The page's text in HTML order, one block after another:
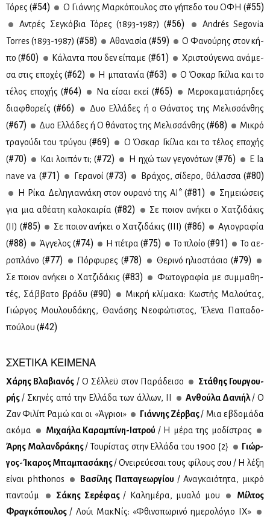
Τό­ρες (#54) Ο Γιάν­νης Μαρ­κό­που­λος στο γή­πε­δο του ΟΦΗ (#55)
Aντρές Σε­γκό­βια Τό­ρες (1893-1987) (#56)
Andrés Segovia
Torres (1893-1987) (#58) Αθα­να­σία (#59)
Ο Φα­νού­ρης στον κή­
πο (#60) Κά­λα­ντα που δεν εί­πα­με (#61)
Χρι­στού­γεν­να ανά­με­
σα στις επο­χές (#62) Η μπα­τα­νία (#63)
Ο Όσκαρ Γκί­λια και το
τέ­λος επο­χής (#64) Να εί­σαι εκεί (#65)
Με­ρο­κα­μα­τιά­ρη­δες
δια­φθο­ρείς (#66)
Δυο Ελ­λά­δες ή ο Θά­να­τος της Με­λισ­σάν­θης
(#67) Δυο Ελ­λά­δες ή Ο θά­να­τος της Με­λισ­σάν­θης (#68)
Μι­κρό
τρα­γού­δι του τρύ­γου (#69)
Ο Όσκαρ Γκί­λια και το τέ­λος επο­χής
(#70) Και λοι­πόν τι; (#72) Η ηχώ των γε­γο­νό­των (#76)
E la
nave va (#71) Γε­ρα­νοί (#73) Βρά­χος, σί­δε­ρο, θά­λασ­σα (#80)
Η Ρί­κα Δε­λη­γιαν­νά­κη στον ου­ρα­νό της ΑΙ* (#81)
Ση­μειώ­σεις
για μια αθέ­α­τη κα­λο­και­ρία (#82)
Σε ποιον ανή­κει ο Χα­τζι­δά­κις
(II) (#85) Σε ποιον ανή­κει ο Χα­τζι­δά­κις (III) (#86)
Αγιο­γρα­φία
(#88) Άγ­γε­λος (#74) Η πέ­τρα (#75) Το πλοίο (#91)
Το αε­
ρο­πλά­νο (#77) Πόρ­φυ­ρες (#78) Θε­ρι­νό ηλιο­στά­σιο (#79)
Σε ποιον ανή­κει ο Χα­τζι­δά­κις (#83)
Φω­το­γρα­φία με συμ­μα­θη­
τές, Σάβ­βα­το βρά­δυ (#90)
Μι­κρή κλί­μα­κα: Κω­στής Μα­λού­τας,
Γιώρ­γος Μου­λου­δά­κης, Θα­νά­σης Νε­ο­φώ­τι­στος, Έλε­να Πα­πα­δο­
πού­λου (#42)
ΣΧΕΤΙΚΑ ΚΕΙΜΕΝΑ
Χά­ρης Βλα­βια­νός / Ο Σέλ­λεϋ στον Πα­ρά­δει­σο
Στά­θης Γουρ­γου­
ρής / Σκη­νές από την Ελ­λά­δα των άλ­λων, ΙΙ Αν­θού­λα Δα­νι­ήλ/ O
Ζαν Φι­λίπ Ρα­μώ και οι «Άγριοι»
Γιάν­νης Ζέρ­βας/ Μια εβδο­μά­δα
ακό­μα
Μι­χα­ή­λα Κα­ρα­μπί­νη-Ια­τρού / Η μέ­ρα της μο­δί­στρας
Άρης Μα­λαν­δρά­κης/ Του­ρί­στας στην Ελ­λά­δα του 1900 {2}
Γιώρ­
γος-Ίκα­ρος Μπα­μπα­σά­κης/ Ονει­ρεύ­ε­σαι τους φί­λους σου / Η λέ­ξη
εί­ναι phthonos
Βα­σί­λης Πα­πα­γε­ωρ­γί­ου / Ανα­γκαιό­τη­τα, μι­κρό
πα­ντούμ
Σά­κης Σε­ρέ­φας / Κα­λη­μέ­ρα, μυα­λό μου
Μίλ­τος
Φρα­γκό­που­λος / Λούι Μα­κΝίς: «Φθι­νο­πω­ρι­νό ημε­ρο­λό­γιο ΙΧ»